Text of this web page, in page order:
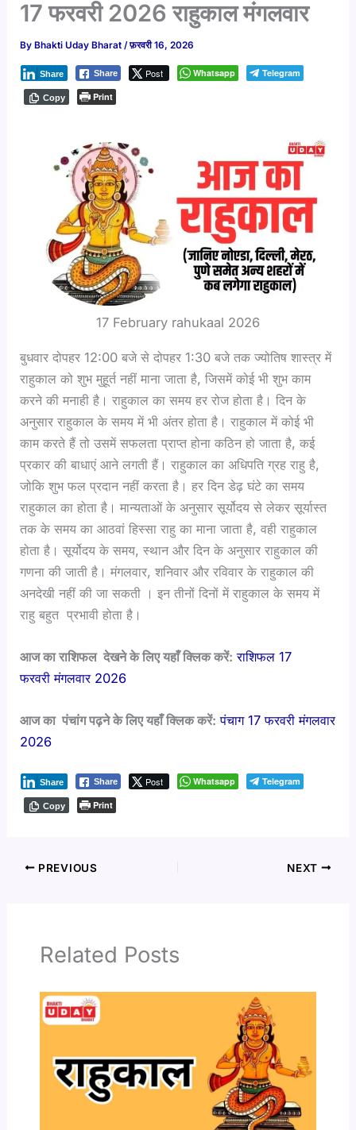
17 फरवरी 2026 राहुकाल मंगलवार
By Bhakti Uday Bharat/फ़रवरी 16, 2026
Share Post
Share Whatsapp Telegram
Copy Print
17 February rahukaal 2026
बुधवार दोपहर 12:00 बजे से दोपहर 1:30 बजे तक ज्योतिष शास्त्र में
राहुकाल को शुभ मुहूर्त नहीं माना जाता है, जिसमें कोई भी शुभ काम
करने की मनाही है। राहुकाल का समय हर रोज होता है। दिन के
अनुसार राहुकाल के समय में भी अंतर होता है। राहुकाल में कोई भी
काम करते हैं तो उसमें सफलता प्राप्त होना कठिन हो जाता है, कई
प्रकार की बाधाएं आने लगती हैं। राहुकाल का अधिपति ग्रह राहु है,
जोकि शुभ फल प्रदान नहीं करता है। हर दिन डेढ़ घंटे का समय
राहुकाल का होता है। मान्यताओं के अनुसार सूर्योदय से लेकर सूर्यास्त
तक के समय का आठवां हिस्सा राहु का माना जाता है, वही राहुकाल
होता है। सूर्योदय के समय, स्थान और दिन के अनुसार राहुकाल की
गणना की जाती है। मंगलवार, शनिवार और रविवार के राहुकाल की
अनदेखी नहीं की जा सकती । इन तीनों दिनों में राहुकाल के समय में
राहु बहुत प्रभावी होता है।
आज का राशिफल देखने के लिए यहाँ क्लिक करें: राशिफल 17
फरवरी मंगलवार 2026
आज का पंचांग पढ़ने के लिए यहाँ क्लिक करें: पंचाग 17 फरवरी मंगलवार
2026
Share Post
Share Whatsapp Telegram
Copy Print
PREVIOUS NEXT
Related Posts